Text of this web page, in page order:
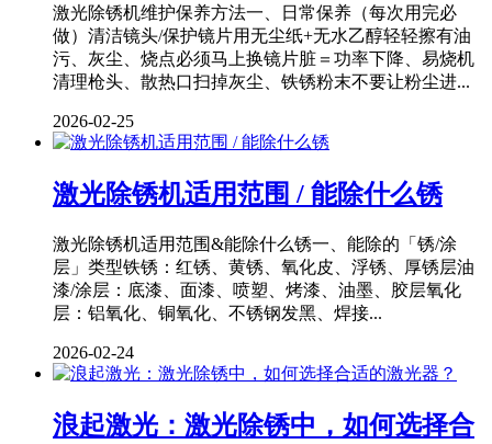
激光除锈机维护保养方法一、日常保养（每次用完必
做）清洁镜头/保护镜片用无尘纸+无水乙醇轻轻擦有油
污、灰尘、烧点必须马上换镜片脏＝功率下降、易烧机
清理枪头、散热口扫掉灰尘、铁锈粉末不要让粉尘进...
2026-02-25
激光除锈机适用范围 / 能除什么锈
激光除锈机适用范围&能除什么锈一、能除的「锈/涂
层」类型铁锈：红锈、黄锈、氧化皮、浮锈、厚锈层油
漆/涂层：底漆、面漆、喷塑、烤漆、油墨、胶层氧化
层：铝氧化、铜氧化、不锈钢发黑、焊接...
2026-02-24
浪起激光：激光除锈中，如何选择合